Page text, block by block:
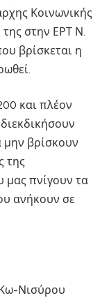
Κοινωνικής
στην ΕΡΤ Ν.
βρίσκεται η
και πλέον
μην βρίσκουν
της
μας πνίγουν τα
ανήκουν σε
Κω-Νισύρου